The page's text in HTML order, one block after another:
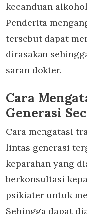
kecanduan
Penderita
tersebut dapat
dirasakan
saran dokter.
Cara
Generasi
Cara mengatasi
lintas generasi
keparahan yang
berkonsultasi
psikiater untuk
Sehingga dapat